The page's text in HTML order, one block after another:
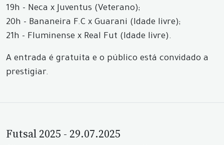
19h - Neca x Juventus (Veterano);
20h - Bananeira F.C x Guarani (Idade livre);
21h - Fluminense x Real Fut (Idade livre).
A entrada é gratuita e o público está convidado a
prestigiar.
Futsal 2025 - 29.07.2025